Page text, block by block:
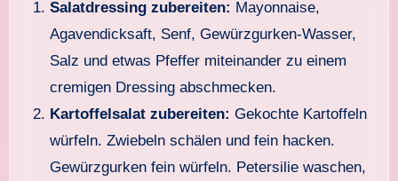
Salatdressing zubereiten: Mayonnaise,
Agavendicksaft, Senf, Gewürzgurken-Wasser,
Salz und etwas Pfeffer miteinander zu einem
cremigen Dressing abschmecken.
Kartoffelsalat zubereiten:Gekochte Kartoffeln
würfeln. Zwiebeln schälen und fein hacken.
Gewürzgurken fein würfeln. Petersilie waschen,